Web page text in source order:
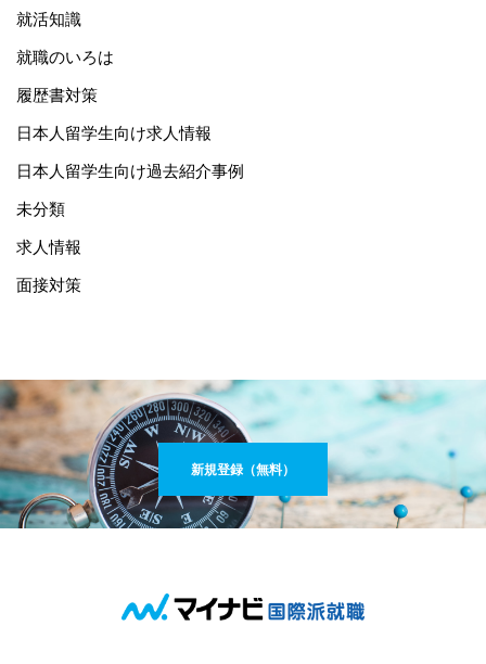
就活知識
就職のいろは
履歴書対策
日本人留学生向け求人情報
日本人留学生向け過去紹介事例
未分類
求人情報
面接対策
新規登録（無料）